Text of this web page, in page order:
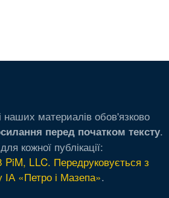
наших материалів обов'язково
перед початком тексту.
кожної публікації:
LLC. Передруковується з
ІА «Петро і Мазепа».